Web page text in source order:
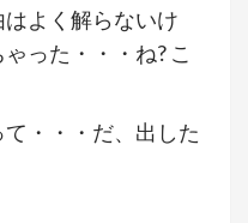
よく解らないけ
った・・・ね? こ
・・・だ、出した